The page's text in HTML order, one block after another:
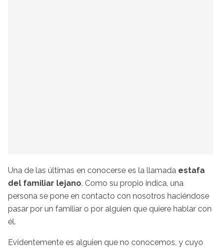
Una de las últimas en conocerse es la llamada estafa
del familiar lejano. Como su propio indica, una
persona se pone en contacto con nosotros haciéndose
pasar por un familiar o por alguien que quiere hablar con
él.
Evidentemente es alguien que no conocemos, y cuyo